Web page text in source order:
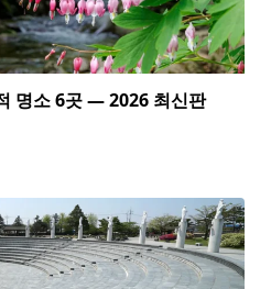
명소 6곳 — 2026 최신판